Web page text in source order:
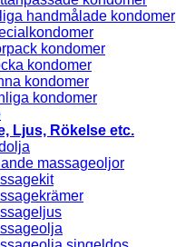
handmålade kondomer
kondomer
kondomer
kondomer
kondomer
Ljus, Rökelse etc.
massageoljor